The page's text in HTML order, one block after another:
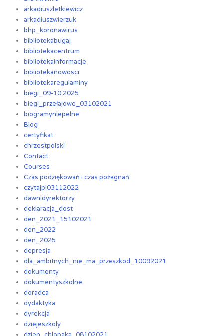
arkadiuszletkiewicz
arkadiuszwierzuk
bhp_koronawirus
bibliotekabugaj
bibliotekacentrum
bibliotekainformacje
bibliotekanowosci
bibliotekaregulaminy
biegi_09-10.2025
biegi_przełajowe_03102021
biogramyniepelne
Blog
certyfikat
chrzestpolski
Contact
Courses
Czas podziękowań i czas pożegnań
czytajpl03112022
dawnidyrektorzy
deklaracja_dost
den_2021_15102021
den_2022
den_2025
depresja
dla_ambitnych_nie_ma_przeszkod_10092021
dokumenty
dokumentyszkolne
doradca
dydaktyka
dyrekcja
dziejeszkoly